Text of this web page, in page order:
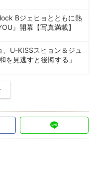
Bジェヒョとともに熱
』開幕【写真満載】
、U-KISSスヒョン＆ジュ
を見逃すと後悔する」